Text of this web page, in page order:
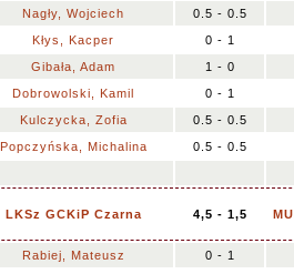
Nagły, Wojciech 0.5 - 0.5
Kłys, Kacper 0 - 1
Gibała, Adam 1 - 0
Dobrowolski, Kamil 0 - 1
Kulczycka, Zofia 0.5 - 0.5
Popczyńska, Michalina 0.5 - 0.5
LKSz GCKiP Czarna 4,5 - 1,5
Rabiej, Mateusz 0 - 1